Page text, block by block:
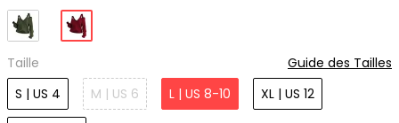
Taille
Guide des Tailles
S | US 4
M | US 6 L | US 8-10 XL | US 12